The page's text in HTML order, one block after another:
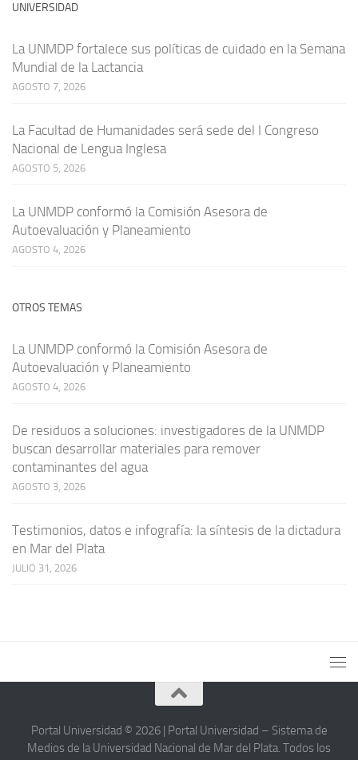
UNIVERSIDAD
La UNMDP fortalece sus políticas de cuidado en la Semana
Mundial de la Lactancia
AGOSTO 7, 2026
La Facultad de Humanidades será sede del I Congreso
Nacional de Lengua Inglesa
AGOSTO 5, 2026
La UNMDP conformó la Comisión Asesora de
Autoevaluación y Planeamiento
AGOSTO 4, 2026
OTROS TEMAS
La UNMDP conformó la Comisión Asesora de
Autoevaluación y Planeamiento
AGOSTO 4, 2026
De residuos a soluciones: investigadores de la UNMDP
buscan desarrollar materiales para remover
contaminantes del agua
AGOSTO 3, 2026
Testimonios, datos e infografía: la síntesis de la dictadura
en Mar del Plata
JULIO 31, 2026
Portal Universidad © 2026 | Portal Universidad – Sistema de
Medios de la Universidad Nacional de Mar del Plata. Todos los